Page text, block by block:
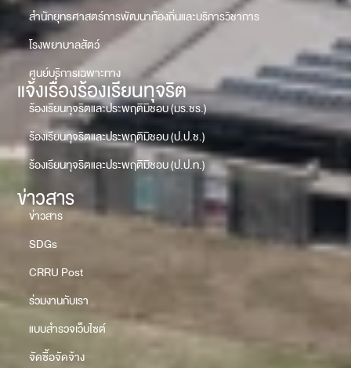
สำนักยุทธศาสตร์การพัฒนาท้องถิ่นและบริการวิชาการ
โรงพยาบาลสัตว์
ศูนย์บริการเฉพาะทาง
แจ้งเรื่องร้องเรียนทุจริต
ร้องเรียนทุจริตและประพฤติมิชอบ (มร.ชร.)
ร้องเรียนทุจริตและประพฤติมิชอบ (ป.ป.ช.)
ร้องเรียนทุจริตและประพฤติมิชอบ (ป.ป.ท.)
ข่าวสาร
ข่าวสาร
SDGs
CRRU Post
ร่วมงานกับเรา
แบบสำรวจเว็บไซต์
จัดซื้อจัดจ้าง